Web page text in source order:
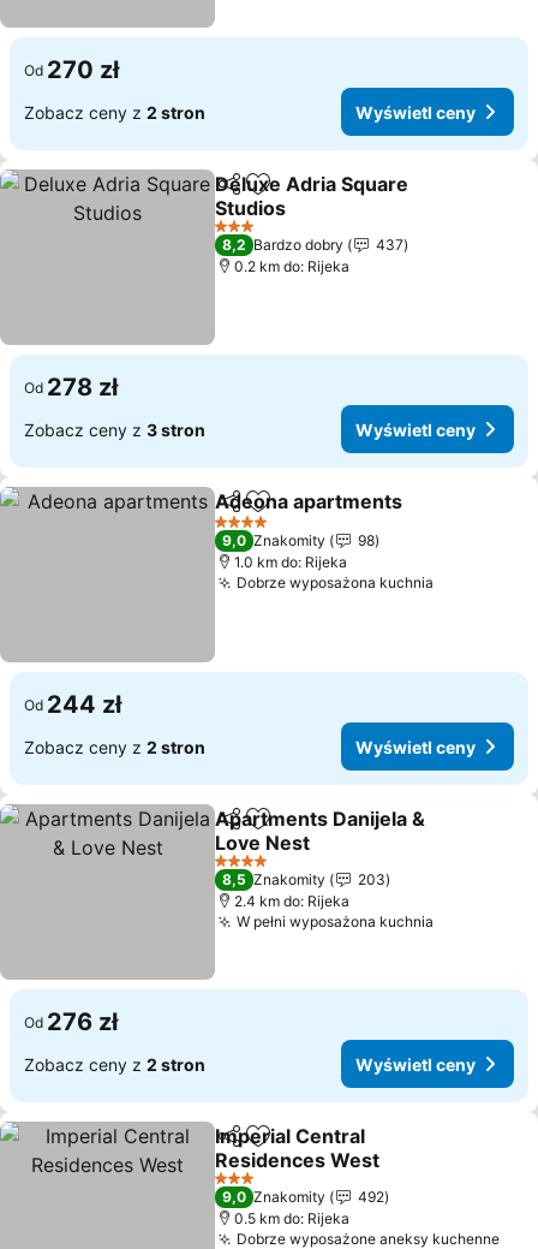
Od 270 zł
Zobacz ceny z 2 stron Wyświetl ceny
Udostępnij
Dodaj do ulubionych
Deluxe Adria Square
Studios
3 Kategoria
8,2 Bardzo dobry
437
0.2 km do: Rijeka
Od 278 zł
Zobacz ceny z 3 stron Wyświetl ceny
Udostępnij
Dodaj do ulubionych
Adeona apartments
4 Kategoria
9,0 Znakomity
98
1.0 km do: Rijeka
Dobrze wyposażona kuchnia
Od 244 zł
Zobacz ceny z 2 stron Wyświetl ceny
UdostępnijDodaj do ulubionych
Apartments Danijela &
Love Nest
4 Kategoria
8,5 Znakomity
203
2.4 km do: Rijeka
W pełni wyposażona kuchnia
Od 276 zł
Zobacz ceny z 2 stron Wyświetl ceny
Udostępnij
Dodaj do ulubionych
Imperial Central
Residences West
3 Kategoria
9,0 Znakomity
492
0.5 km do: Rijeka
Dobrze wyposażone aneksy kuchenne